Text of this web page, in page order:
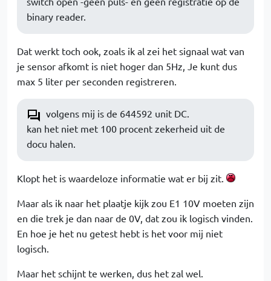
binary reader.
Dat werkt toch ook, zoals ik al zei het signaal wat van
je sensor afkomt is niet hoger dan 5Hz, Je kunt dus
max 5 liter per seconden registreren.
volgens mij is de 644592 unit DC.
kan het niet met 100 procent zekerheid uit de
docu halen.
Klopt het is waardeloze informatie wat er bij zit.
Maar als ik naar het plaatje kijk zou E1 10V moeten zijn
en die trek je dan naar de 0V, dat zou ik logisch vinden.
En hoe je het nu getest hebt is het voor mij niet
logisch.
Maar het schijnt te werken, dus het zal wel.